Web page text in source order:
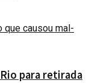
para retirada